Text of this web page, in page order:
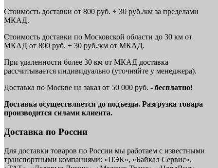
Стоимость доставки от 800 руб. + 30 руб./км за пределами
МКАД.
Стоимость доставки по Московской области до 30 км от
МКАД от 800 руб. + 30 руб./км от МКАД.
При удаленности более 30 км от МКАД доставка
рассчитывается индивидуально (уточняйте у менеджера).
Доставка по Москве на заказ от 50 000 руб. - бесплатно!
Доставка осуществляется до подъезда. Разгрузка товара
производится силами клиента.
Доставка по России
Для доставки товаров по России мы работаем с известными
транспортными компаниями: «ПЭК», «Байкал Сервис»,